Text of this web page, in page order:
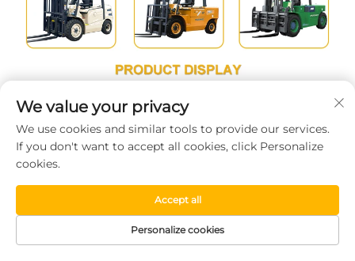
We value your privacy
We use cookies and similar tools to provide our services.
If you don't want to accept all cookies, click Personalize
cookies.
Personalize cookies
Accept all